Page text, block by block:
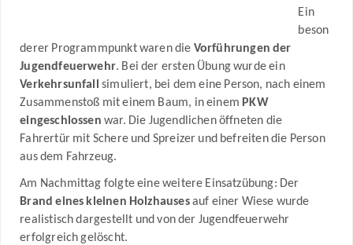
Ein
beson
derer Programmpunkt waren die Vorführungen der
Jugendfeuerwehr. Bei der ersten Übung wurde ein
Verkehrsunfall
simuliert, bei dem eine Person, nach einem
Zusammenstoß mit einem Baum, in einem PKW
eingeschlossen war. Die Jugendlichen öffneten die
Fahrertür mit Schere und Spreizer und befreiten die Person
aus dem Fahrzeug.
Am Nachmittag folgte eine weitere Einsatzübung: Der
Brand eines kleinen Holzhausesauf einer Wiese wurde
realistisch dargestellt und von der Jugendfeuerwehr
erfolgreich gelöscht.